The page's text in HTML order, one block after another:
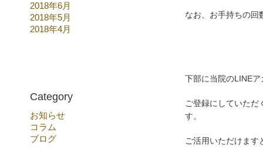
2018年6月
2018年5月
2018年4月
Category
お知らせ
コラム
ブログ
なお、お手持ちの回
下部に当院のLINE
ご登録にしていただ
す。
ご活用いただけます